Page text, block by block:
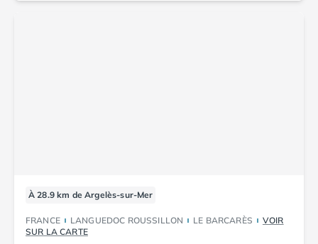
À 28.9 km de Argelès-sur-Mer
FRANCE LANGUEDOC ROUSSILLON LE BARCARÈS
VOIR
SUR LA CARTE